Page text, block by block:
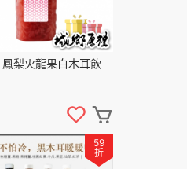
鳳梨火龍果白木耳飲
59
折